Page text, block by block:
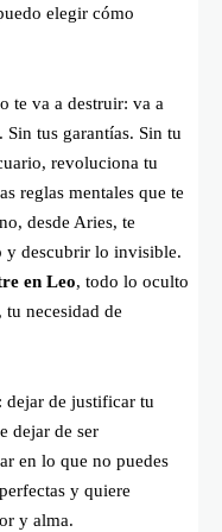
elegir cómo
te va a destruir: va a
Sin tus garantías. Sin tu
revoluciona tu
reglas mentales que te
desde Aries, te
y descubrir lo invisible.
en Leo, todo lo oculto
tu necesidad de
dejar de justificar tu
dejar de ser
en lo que no puedes
y quiere
y alma.